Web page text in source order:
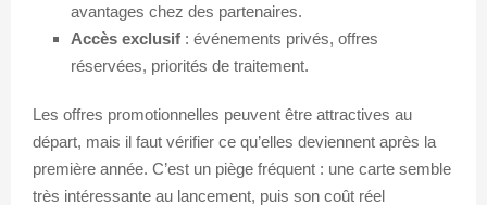
avantages chez des partenaires.
Accès exclusif : événements privés, offres
réservées, priorités de traitement.
Les offres promotionnelles peuvent être attractives au
départ, mais il faut vérifier ce qu’elles deviennent après la
première année. C’est un piège fréquent : une carte semble
très intéressante au lancement, puis son coût réel